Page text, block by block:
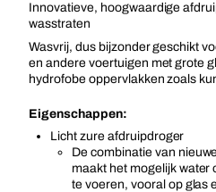
Innovatieve, hoogwaardige
wasstraten
Wasvrij, dus bijzonder geschikt
en andere voertuigen met grote
hydrofobe oppervlakken zoals
Eigenschappen:
Licht zure afdruipdroger
De combinatie van
maakt het mogelijk water
te voeren, vooral op glas